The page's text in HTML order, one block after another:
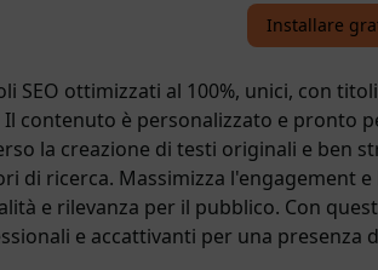
Installare
SEO ottimizzati al 100%, unici, con
contenuto è personalizzato e pronto
la creazione di testi originali e ben
di ricerca. Massimizza l'engagement
e rilevanza per il pubblico. Con
e accattivanti per una presenza